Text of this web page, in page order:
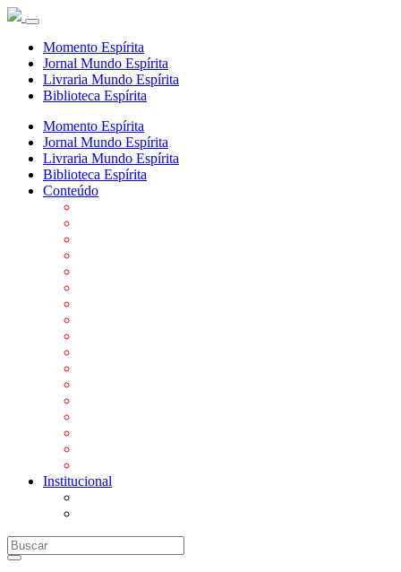
Momento Espírita
Jornal Mundo Espírita
Livraria Mundo Espírita
Biblioteca Espírita
Momento Espírita
Jornal Mundo Espírita
Livraria Mundo Espírita
Biblioteca Espírita
Conteúdo
Institucional